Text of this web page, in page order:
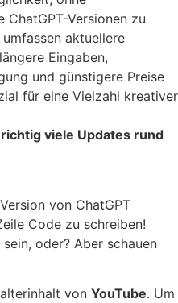
ChatGPT-Versionen zu
aktuellere
Eingaben,
und günstigere Preise
für eine Vielzahl kreativer
viele Updates rund
von ChatGPT
Code zu schreiben!
oder? Aber schauen
von YouTube. Um